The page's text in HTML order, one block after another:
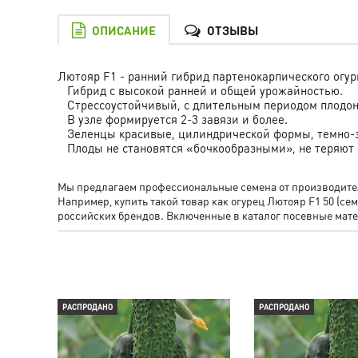
ОПИСАНИЕ ОТЗЫВЫ
Лютояр F1 - ранний гибрид партенокарпического
Гибрид с высокой ранней и общей урожайностью.
Cтрессоустойчивый, с длительным периодом
В узле формируется 2-3 завязи и более.
Зеленцы красивые, цилиндрической формы, темно-
Плоды не становятся «бочкообразными», не
Мы предлагаем профессиональные семена от
Например, купить такой товар как огурец Лютояр F1
российских брендов. Включенные в каталог посевные
РАСПРОДАНО РАСПРОДАНО